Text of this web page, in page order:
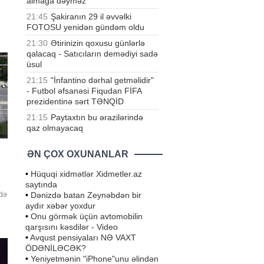
21:45 Şakiranın 29 il əvvəlki
FOTOSU yenidən gündəm oldu
21:30 Ətirinizin qoxusu günlərlə
qalacaq - Satıcıların demədiyi sadə
üsul
21:15 "İnfantino dərhal getməlidir"
- Futbol əfsanəsi Fiqudan FİFA
prezidentinə sərt TƏNQİD
21:15 Paytaxtın bu ərazilərində
qaz olmayacaq
ƏN ÇOX OXUNANLAR
• Hüquqi xidmətlər Xidmetler.az
saytında
• Dənizdə batan Zeynəbdən bir
aydır xəbər yoxdur
• Onu görmək üçün avtomobilin
qarşısını kəsdilər - Video
•Avqust pensiyaları NƏ VAXT
ÖDƏNİLƏCƏK?
• Yeniyetmənin "iPhone"unu əlindən